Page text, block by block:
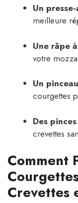
Un
meilleure
Une râpe
votre
Un
courgettes
Des
crevettes
Comment
Crevettes